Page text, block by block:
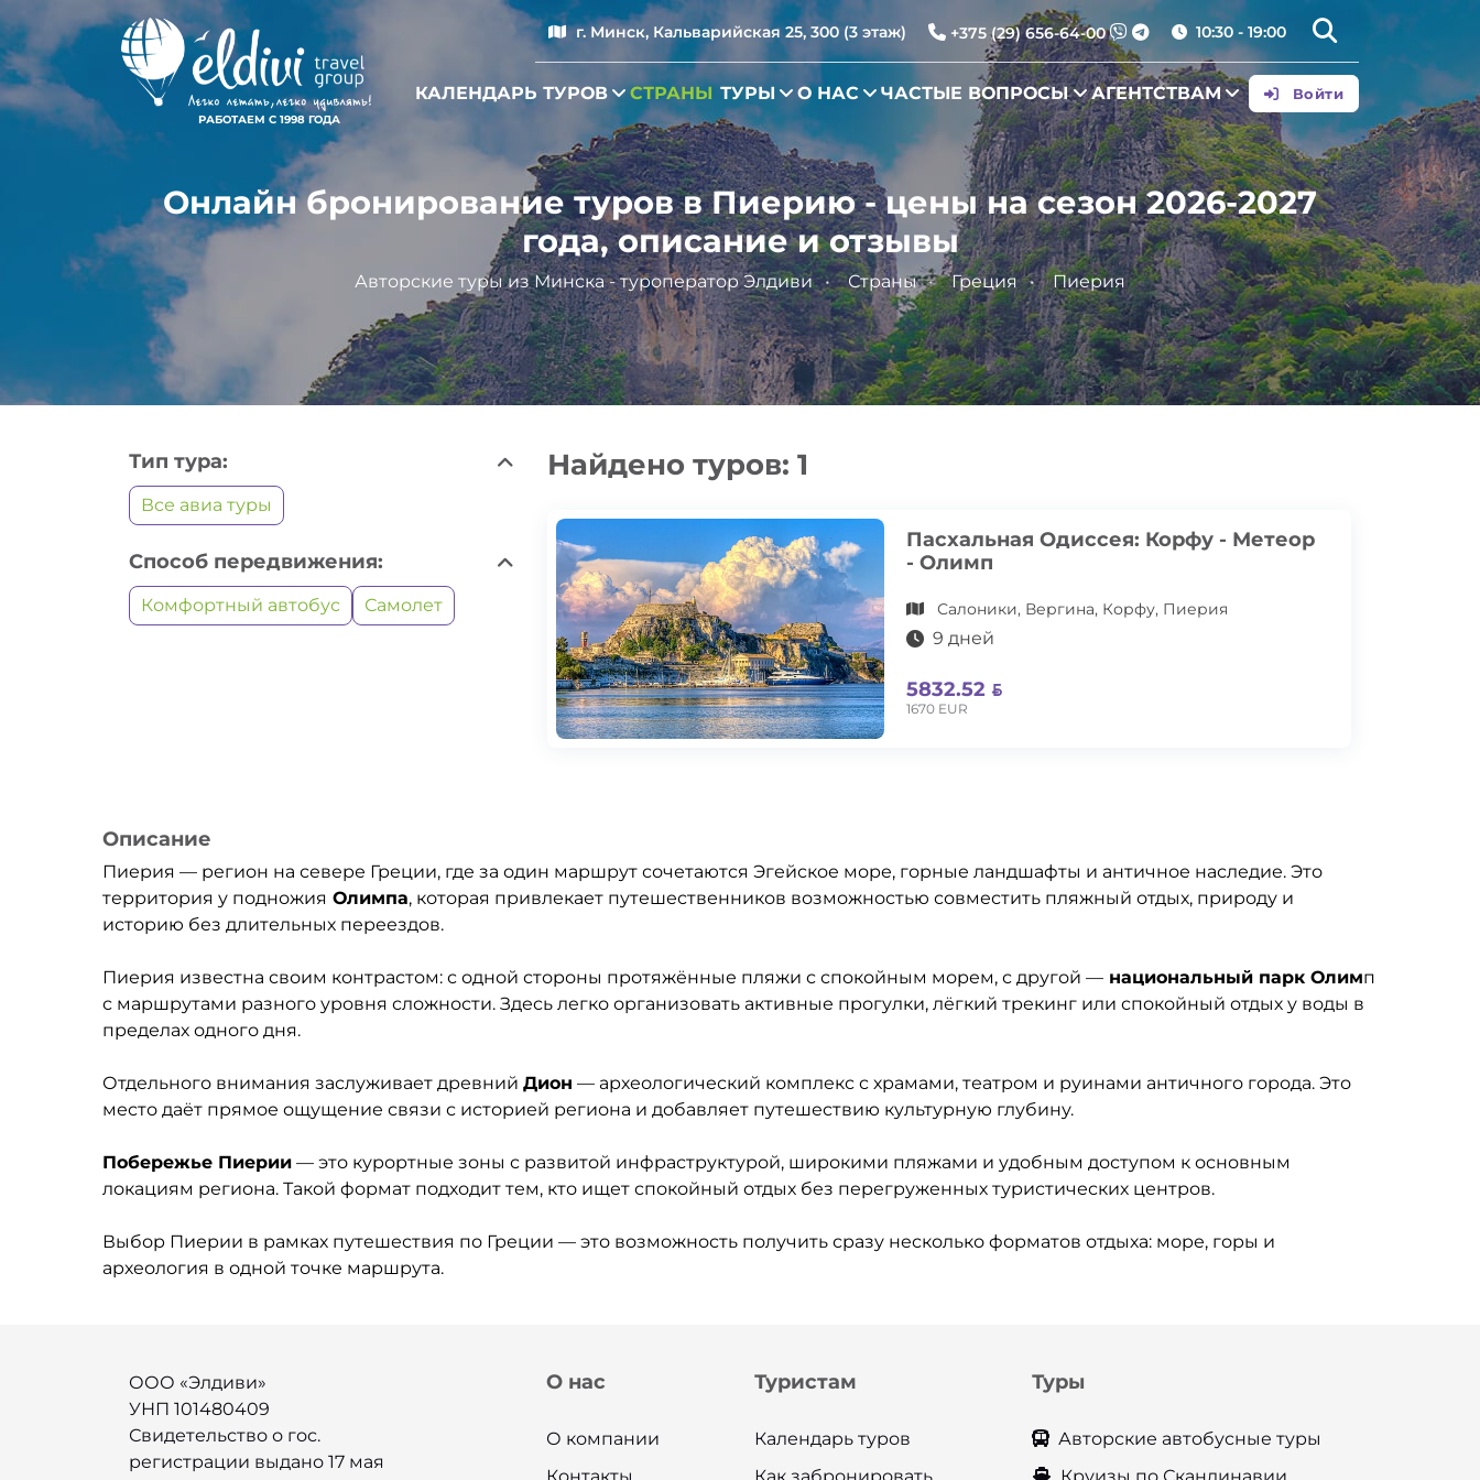
РАБОТАЕМ С 1998 ГОДА
г. Минск, Кальварийская 25, 300 (3 этаж) +375 (29) 656-64-00 10:30 - 19:00
КАЛЕНДАРЬ ТУРОВ СТРАНЫ ТУРЫ О НАС ЧАСТЫЕ ВОПРОСЫ АГЕНТСТВАМ Войти
Онлайн бронирование туров в Пиерию - цены на сезон 2026-2027
года, описание и отзывы
Авторские туры из Минска - туроператор Элдиви Страны Греция Пиерия
Тип тура:
Все авиа туры
Способ передвижения:
Комфортный автобус Самолет
Найдено туров: 1
Пасхальная Одиссея: Корфу - Метеор
- Олимп
Салоники, Вергина, Корфу, Пиерия
9 дней
5832.52
1670 EUR
Описание
Пиерия — регион на севере Греции, где за один маршрут сочетаются Эгейское море, горные ландшафты и античное наследие. Это
территория у подножия Олимпа, которая привлекает путешественников возможностью совместить пляжный отдых, природу и
историю без длительных переездов.
Пиерия известна своим контрастом: с одной стороны протяжённые пляжи с спокойным морем, с другой — национальный парк Олимп
с маршрутами разного уровня сложности. Здесь легко организовать активные прогулки, лёгкий трекинг или спокойный отдых у воды в
пределах одного дня.
Отдельного внимания заслуживает древний Дион — археологический комплекс с храмами, театром и руинами античного города. Это
место даёт прямое ощущение связи с историей региона и добавляет путешествию культурную глубину.
Побережье Пиерии — это курортные зоны с развитой инфраструктурой, широкими пляжами и удобным доступом к основным
локациям региона. Такой формат подходит тем, кто ищет спокойный отдых без перегруженных туристических центров.
Выбор Пиерии в рамках путешествия по Греции — это возможность получить сразу несколько форматов отдыха: море, горы и
археология в одной точке маршрута.
ООО «Элдиви»
УНП 101480409
Свидетельство о гос.
регистрации выдано 17 мая
О нас
О компании
Туристам
Календарь туров
Туры
Авторские автобусные туры